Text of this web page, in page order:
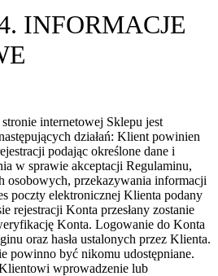
INFORMACJE
internetowej Sklepu jest
działań: Klient powinien
podając określone dane i
w sprawie akceptacji Regulaminu,
osobowych, przekazywania informacji
poczty elektronicznej Klienta podany
rejestracji Konta przesłany zostanie
Konta. Logowanie do Konta
oraz hasła ustalonych przez Klienta.
powinno być nikomu udostępniane.
wprowadzenie lub